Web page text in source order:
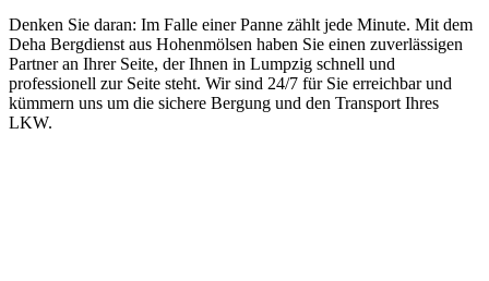
Denken Sie daran: Im Falle einer Panne zählt jede Minute. Mit dem
Deha Bergdienst aus Hohenmölsen haben Sie einen zuverlässigen
Partner an Ihrer Seite, der Ihnen in Lumpzig schnell und
professionell zur Seite steht. Wir sind 24/7 für Sie erreichbar und
kümmern uns um die sichere Bergung und den Transport Ihres
LKW.